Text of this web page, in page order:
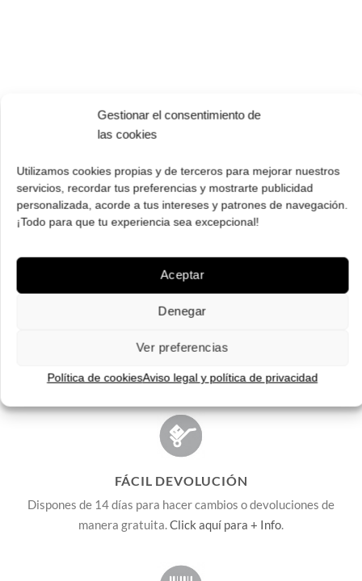
Gestionar el consentimiento de
las cookies
Utilizamos cookies propias y de terceros para mejorar nuestros
servicios, recordar tus preferencias y mostrarte publicidad
personalizada, acorde a tus intereses y patrones de navegación.
¡Todo para que tu experiencia sea excepcional!
Aceptar
Denegar
Ver preferencias
Política de cookiesAviso legal y política de privacidad
PAGO SEGURO
Tú eliges cómo pagar tus Roberto: Tarjeta, Pay Pal o contra
reembolso.
Consulta aquítoda la info relativa a envíos.
We ship to all EU countries.
FÁCIL DEVOLUCIÓN
Dispones de 14 días para hacer cambios o devoluciones de
manera gratuita.Click aquí para + Info.